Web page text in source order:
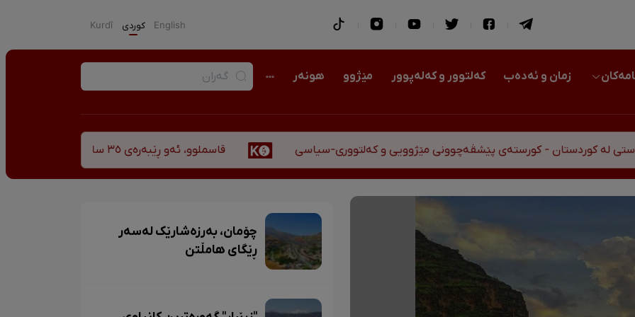
English كوردی Kurdî
زمان و ئەدەب کەلتوور و کەلەپوور مێژوو هونەر
- کورستەی پێشڤەچوونی مێژوویی و کەلتووری-سیاسی قاسملوو، ئەو ڕێبەرەی ٣٥ ساڵ پاش شەهید بوونیشی ڕێبازەکەی هەر زیندووە
چۆمان، بەرزەشارێک لەسەر
ڕێگای هامڵتن